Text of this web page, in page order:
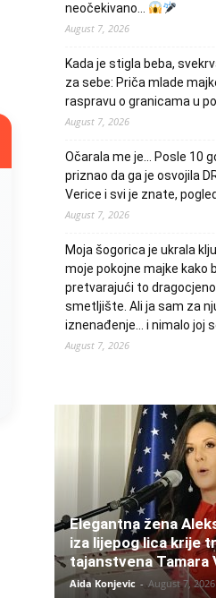
neočekivano…
August 7, 2026
Kada je stigla beba,
za sebe: Priča mlade
raspravu o granicama u
August 7, 2026
Očarala me je… Posle 10
priznao da ga je osvojila
Verice i svi je znate,
August 7, 2026
Moja šogorica je ukrala
moje pokojne majke kako
pretvarajući to
smetljište. Ali ja sam za
iznenađenje… i nimalo joj
August 7, 2026
Elegantna žena
iza lijepog lica krije
tajanstvena Tamara
Aida Konjevic - August 7, 2026